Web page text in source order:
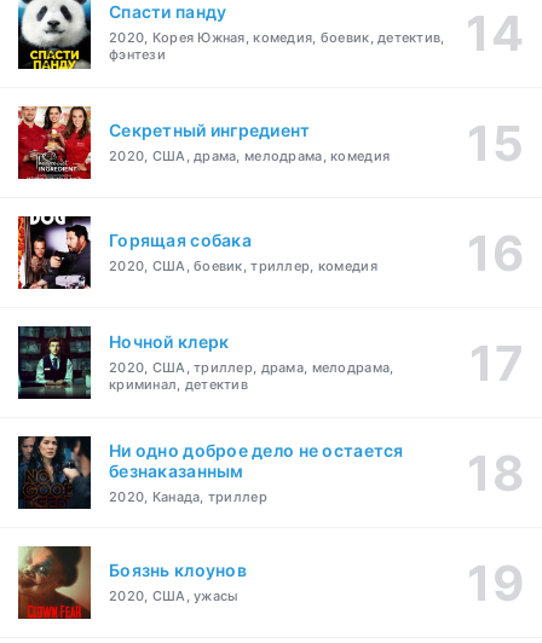
Спасти панду
2020, Корея Южная, комедия, боевик, детектив,
фэнтези
Секретный ингредиент
2020, США, драма, мелодрама, комедия
Горящая собака
2020, США, боевик, триллер, комедия
Ночной клерк
2020, США, триллер, драма, мелодрама,
криминал, детектив
Ни одно доброе дело не остается
безнаказанным
2020, Канада, триллер
Боязнь клоунов
2020, США, ужасы